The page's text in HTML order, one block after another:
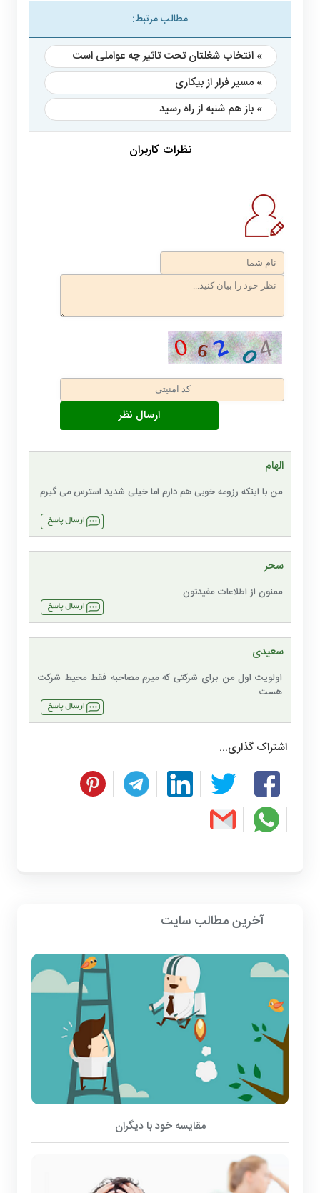
مطالب مرتبط:
» انتخاب شغلتان تحت تاثیر چه عواملی است
» مسیر فرار از بیکاری
» باز هم شنبه از راه رسید
نظرات کاربران
الهام
من با اینکه رزومه خوبی هم دارم اما خیلی شدید استرس می گیرم
سحر
ممنون از اطلاعات مفیدتون
سعیدی
اولویت اول من برای شرکتی که میرم مصاحبه فقط محیط شرکت
هست
اشتراک گذاری...
آخرین مطالب سایت
مقایسه خود با دیگران